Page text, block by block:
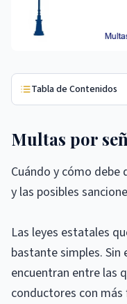
Tabla de Contenidos
Multas por
Cuándo y cómo debe
y las posibles
Las leyes estatales
bastante simples. Sin
encuentran entre las
conductores con